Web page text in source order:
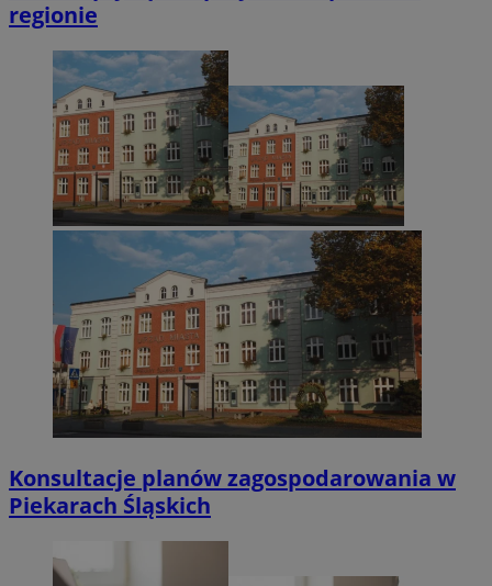
regionie
Konsultacje planów zagospodarowania w
Piekarach Śląskich